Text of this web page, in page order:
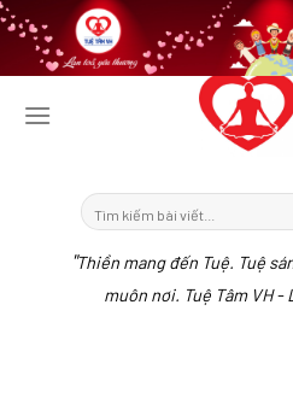
Tiếp
tục
tới
"Thiền mang đến Tuệ. Tuệ
muôn nơi. Tuệ Tâm VH -